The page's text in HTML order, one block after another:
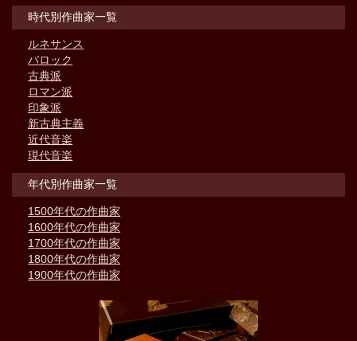
時代別作曲家一覧
ルネサンス
バロック
古典派
ロマン派
印象派
新古典主義
近代音楽
現代音楽
年代別作曲家一覧
1500年代の作曲家
1600年代の作曲家
1700年代の作曲家
1800年代の作曲家
1900年代の作曲家